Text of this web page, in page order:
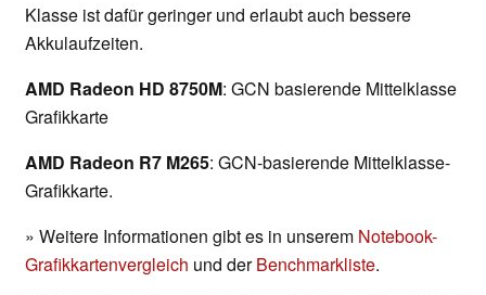
Klasse ist dafür geringer und erlaubt auch bessere
Akkulaufzeiten.
AMD Radeon HD 8750M: GCN basierende Mittelklasse
Grafikkarte
AMD Radeon R7 M265: GCN-basierende Mittelklasse-
Grafikkarte.
» Weitere Informationen gibt es in unserem Notebook-
Grafikkartenvergleich und derBenchmarkliste.